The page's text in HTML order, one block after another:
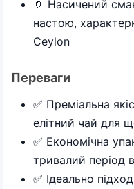
🏺 Насичений
настою,
Ceylon
Переваги
✅ Преміальна
елітний чай для
✅ Економічна
тривалий період
✅ Ідеально